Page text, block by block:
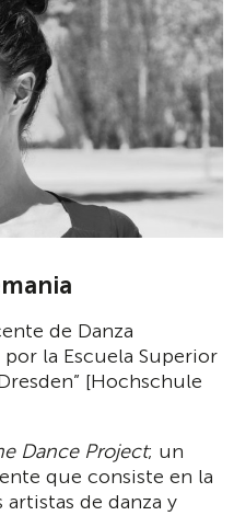
de Danza
la Escuela Superior
[Hochschule
Dance Project; un
que consiste en la
de danza y